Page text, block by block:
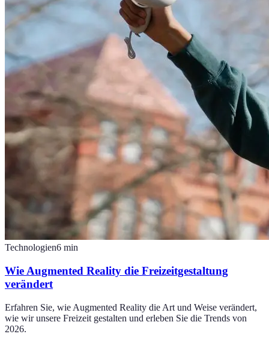
Technologien6 min
Wie Augmented Reality die Freizeitgestaltung
verändert
Erfahren Sie, wie Augmented Reality die Art und Weise verändert,
wie wir unsere Freizeit gestalten und erleben Sie die Trends von
2026.